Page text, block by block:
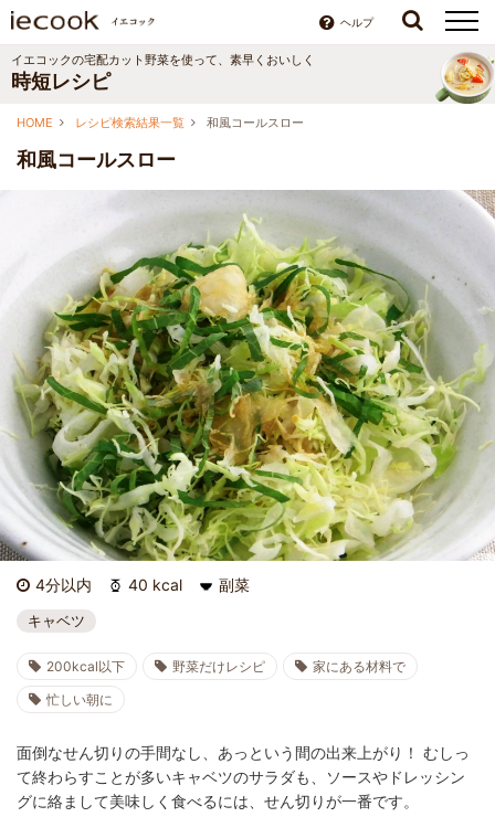
ヘルプ
イエコックの宅配カット野菜を使って、素早くおいしく
時短レシピ
HOME レシピ検索結果一覧 和風コールスロー
和風コールスロー
4分以内 40 kcal 副菜
キャベツ
200kcal以下 野菜だけレシピ
家にある材料で
忙しい朝に
面倒なせん切りの手間なし、あっという間の出来上がり！ むしっ
て終わらすことが多いキャベツのサラダも、ソースやドレッシン
グに絡まして美味しく食べるには、せん切りが一番です。